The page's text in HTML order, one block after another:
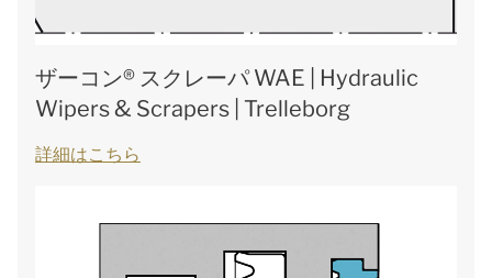
ザーコン® スクレーパ WAE | Hydraulic
Wipers & Scrapers | Trelleborg
詳細はこちら